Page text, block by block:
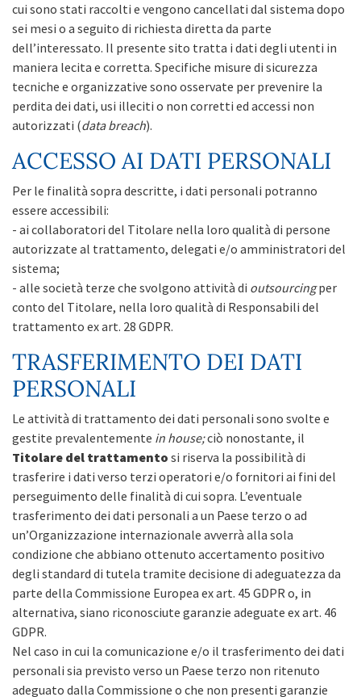
cui sono stati raccolti e vengono cancellati dal sistema dopo
sei mesi o a seguito di richiesta diretta da parte
dell’interessato. Il presente sito tratta i dati degli utenti in
maniera lecita e corretta. Specifiche misure di sicurezza
tecniche e organizzative sono osservate per prevenire la
perdita dei dati, usi illeciti o non corretti ed accessi non
autorizzati (data breach).
ACCESSO AI DATI PERSONALI
Per le finalità sopra descritte, i dati personali potranno
essere accessibili:
- ai collaboratori del Titolare nella loro qualità di persone
autorizzate al trattamento, delegati e/o amministratori del
sistema;
- alle società terze che svolgono attività di outsourcingper
conto del Titolare, nella loro qualità di Responsabili del
trattamento ex art. 28 GDPR.
TRASFERIMENTO DEI DATI
PERSONALI
Le attività di trattamento dei dati personali sono svolte e
gestite prevalentemente in house;ciò nonostante, il
Titolare del trattamento si riserva la possibilità di
trasferire i dati verso terzi operatori e/o fornitori ai fini del
perseguimento delle finalità di cui sopra. L’eventuale
trasferimento dei dati personali a un Paese terzo o ad
un’Organizzazione internazionale avverrà alla sola
condizione che abbiano ottenuto accertamento positivo
degli standard di tutela tramite decisione di adeguatezza da
parte della Commissione Europea ex art. 45 GDPR o, in
alternativa, siano riconosciute garanzie adeguate ex art. 46
GDPR.
Nel caso in cui la comunicazione e/o il trasferimento dei dati
personali sia previsto verso un Paese terzo non ritenuto
adeguato dalla Commissione o che non presenti garanzie